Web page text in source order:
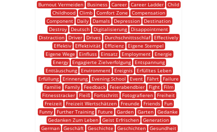
Burnout Vermeiden
Business Career Career Ladder
Child
Childhood
Climb Comfort Zone
Compensation
Component
Daily Damals Depression
Destination
Destroy
Deutsch Digitalisierung
Disappointment
Distraction
Driver Drives Durchschnittsschlaf
Effectively
Effektiv
Effektivität Effizienz
Eigene Stempel
Eigene Wege
Einfluss Einsatz Employment
Energie
Energy
Engagierte Zielverfolgung
Entspannung
Enttäuschung
Environment Ereignis
Erfülltes Leben
Erfüllung
Erinnerung Evening School Event Fährt
Failure
Familie
Family Feedback Feierabendbier Fight
Film
Fitnesstracker
Fleiß Fortschritt Fotografieren
Freiheit
Freizeit
Freizeit Wertschätzen Freunde Friends
Fun
Funny
Further Training Future Garden Garten Gedanke
Gedanken Zum Leben Geist Erfrischen Generation
German
Geschäft Geschichte Geschichten
Gesundheit